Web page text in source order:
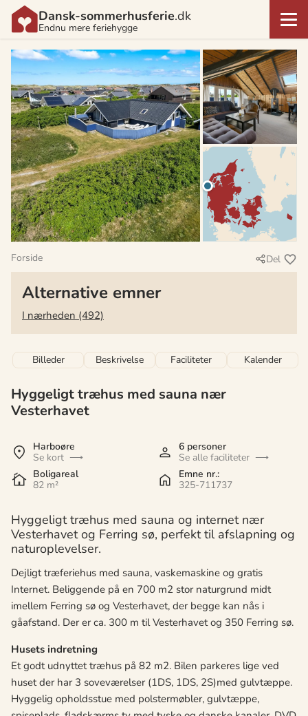
Dansk-sommerhusferie.dk
Endnu mere feriehygge
Forside Del
Alternative emner
I nærheden (492)
Billeder Beskrivelse Faciliteter Kalender
Hyggeligt træhus med sauna nær
Vesterhavet
Harboøre
Se kort
6 personer
Se alle faciliteter
Boligareal
82 m²
Emne nr.:
325-711737
Hyggeligt træhus med sauna og internet nær
Vesterhavet og Ferring sø, perfekt til afslapning og
naturoplevelser.
Dejligt træferiehus med sauna, vaskemaskine og gratis
Internet. Beliggende på en 700 m2 stor naturgrund midt
imellem Ferring sø og Vesterhavet, der begge kan nås i
gåafstand. Der er ca. 300 m til Vesterhavet og 350 Ferring sø.
Husets indretning
Et godt udnyttet træhus på 82 m2. Bilen parkeres lige ved
huset der har 3 soveværelser (1DS, 1DS, 2S)med gulvtæppe.
Hyggelig opholdsstue med polstermøbler, gulvtæppe,